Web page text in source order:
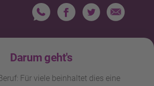
Darum geht's
Für viele beinhaltet dies eine